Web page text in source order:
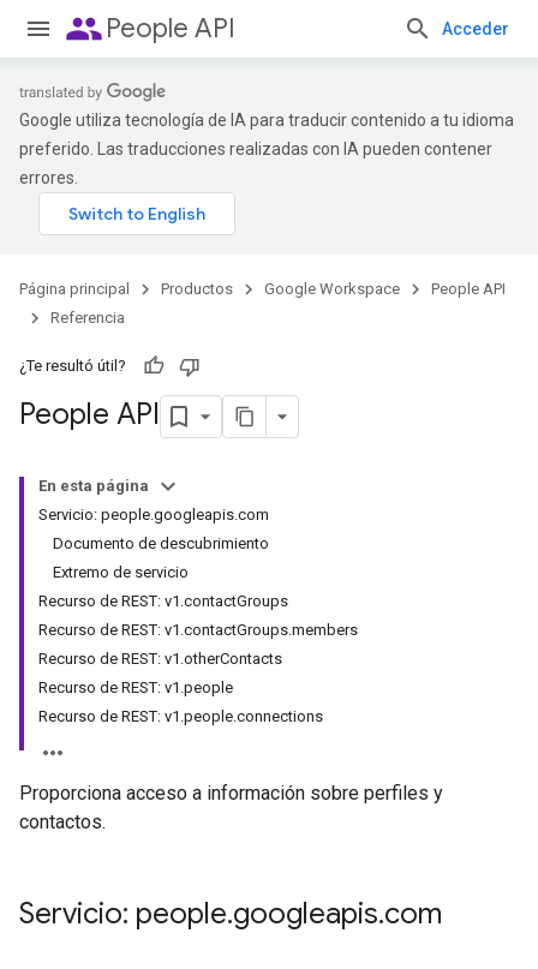
peoplePeople API Acceder
Google utiliza tecnología de IA para traducir contenido a tu idioma
preferido. Las traducciones realizadas con IA pueden contener
errores.
Página principal Productos Google Workspace
People API
Referencia
¿Te resultó útil?
People API
En esta página
Servicio: people.googleapis.com
Documento de descubrimiento
Extremo de servicio
Recurso de REST: v1.contactGroups
Recurso de REST: v1.contactGroups.members
Recurso de REST: v1.otherContacts
Recurso de REST: v1.people
Recurso de REST: v1.people.connections
Proporciona acceso a información sobre perfiles y
contactos.
Servicio: people.googleapis.com